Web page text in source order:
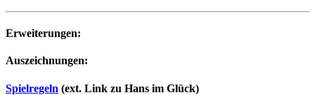
Erweiterungen:
Auszeichnungen:
Spielregeln (ext. Link zu Hans im Glück)